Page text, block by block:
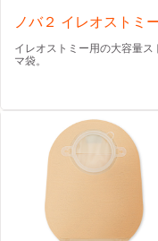
ノバ２ イレオストミ
イレオストミー用の大容量ス
マ袋。